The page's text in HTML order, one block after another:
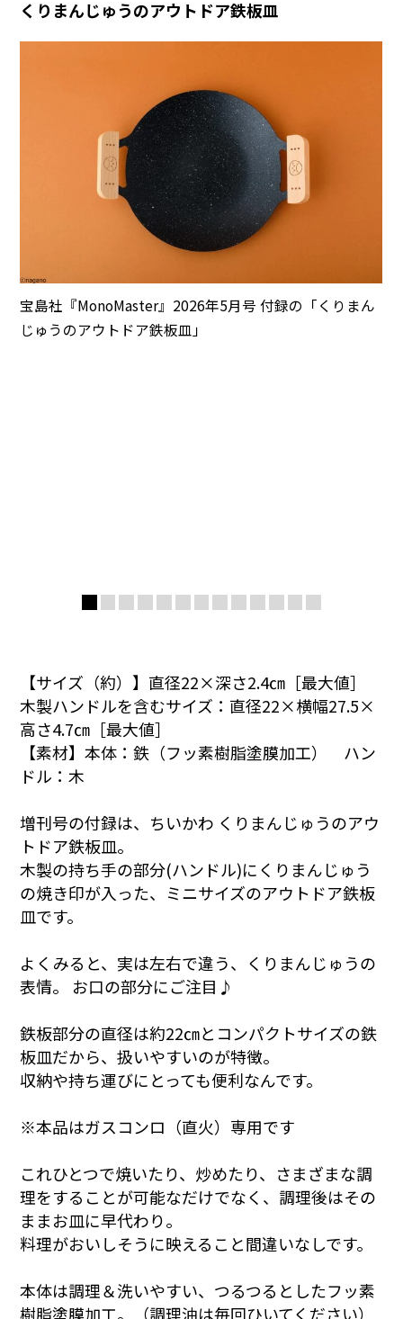
宝島社『MonoMaster』2026年5月号 付録の「くりまん
じゅうのアウトドア鉄板皿」
くりまんじゅうのアウトドア鉄板皿
【サイズ（約）】直径22×深さ2.4㎝［最大値］
木製ハンドルを含むサイズ：直径22×横幅27.5×
高さ4.7㎝［最大値］
【素材】本体：鉄（フッ素樹脂塗膜加工） ハン
ドル：木
増刊号の付録は、ちいかわ くりまんじゅうのアウ
トドア鉄板皿。
木製の持ち手の部分(ハンドル)にくりまんじゅう
の焼き印が入った、ミニサイズのアウトドア鉄板
皿です。
よくみると、実は左右で違う、くりまんじゅうの
表情。 お口の部分にご注目♪
鉄板部分の直径は約22㎝とコンパクトサイズの鉄
板皿だから、扱いやすいのが特徴。
収納や持ち運びにとっても便利なんです。
※本品はガスコンロ（直火）専用です
これひとつで焼いたり、炒めたり、さまざまな調
理をすることが可能なだけでなく、調理後はその
ままお皿に早代わり。
料理がおいしそうに映えること間違いなしです。
本体は調理＆洗いやすい、つるつるとしたフッ素
樹脂塗膜加工。（調理油は毎回ひいてください）